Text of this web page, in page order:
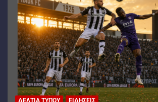
ΔΕΛΤΊΑ ΤΎΠΟΥ ΕΙΔΉΣΕΙΣ